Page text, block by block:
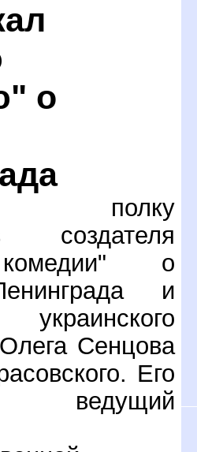
о
полку
создателя
о
и
украинского
Сенцова
Его
ведущий